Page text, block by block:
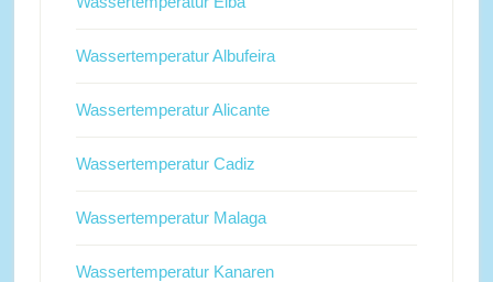
Wassertemperatur Albufeira
Wassertemperatur Alicante
Wassertemperatur Cadiz
Wassertemperatur Malaga
Wassertemperatur Kanaren